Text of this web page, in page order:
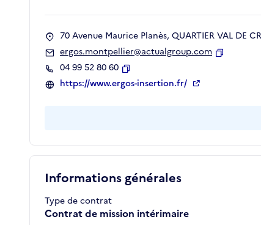
Informations générales
Type de contrat
Contrat de mission intérimaire
70 Avenue Maurice Planès, QUARTIER VAL DE
ergos.montpellier@actualgroup.com
04 99 52 80 60
Copier
https://www.ergos-insertion.fr/